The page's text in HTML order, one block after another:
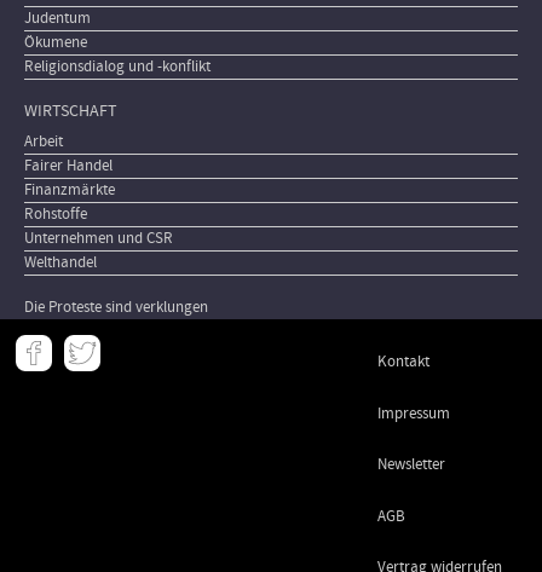
Judentum
Ökumene
Religionsdialog und -konflikt
WIRTSCHAFT
Arbeit
Fairer Handel
Finanzmärkte
Rohstoffe
Unternehmen und CSR
Welthandel
Die Proteste sind verklungen
Meta
- Kontakt
Impressum
Newsletter
AGB
Vertrag widerrufen